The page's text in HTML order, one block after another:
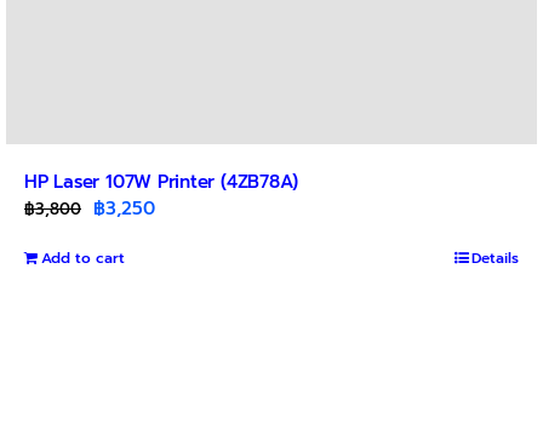
HP Laser 107W Printer (4ZB78A)
฿3,800 Original
was:
฿3,250Current
Add to cart Details